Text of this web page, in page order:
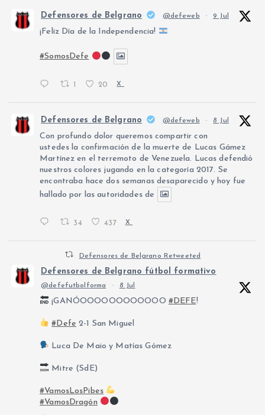
Defensores de Belgrano @defeweb · 9 Jul
¡Feliz Día de la Independencia!
#SomosDefe
1 20 X
Defensores de Belgrano @defeweb · 8 Jul
Con profundo dolor queremos compartir con
ustedes la confirmación de la muerte de Lucas Gámez
Martínez en el terremoto de Venezuela. Lucas defendió
nuestros colores jugando en la categoría 2017. Se
encontraba hace dos semanas desaparecido y hoy fue
hallado por las autoridades de
34 437 X
Defensores de Belgrano Retweeted
Defensores de Belgrano fútbol formativo
@defefutbolforma · 8 Jul
¡GANÓOOOOOOOOOOOO #DEFE!
#Defe 2-1 San Miguel
Luca De Maio y Matías Gómez
Mitre (SdE)
#VamosLosPibes
#VamosDragón